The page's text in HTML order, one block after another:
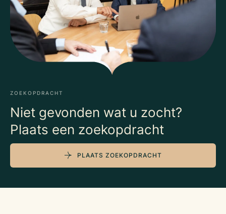
ZOEKOPDRACHT
Niet gevonden wat u zocht?
Plaats een zoekopdracht
PLAATS ZOEKOPDRACHT